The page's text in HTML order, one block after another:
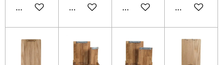
Add to cart Add to cart Add to cart Add to cart